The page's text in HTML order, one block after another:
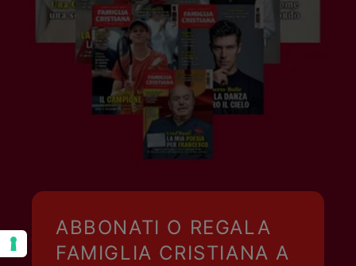
ABBONATI O REGALA
FAMIGLIA CRISTIANA A